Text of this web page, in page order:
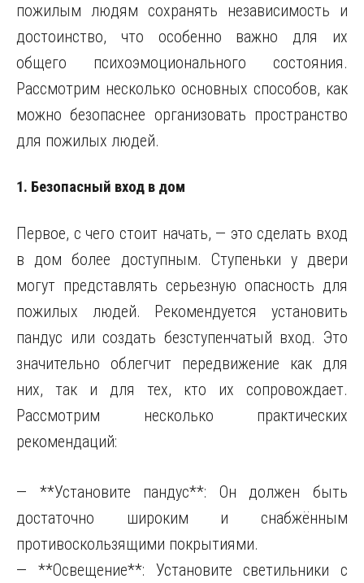
пожилым людям сохранять независимость и
достоинство, что особенно важно для их
общего психоэмоционального состояния.
Рассмотрим несколько основных способов, как
можно безопаснее организовать пространство
для пожилых людей.
1. Безопасный вход в дом
Первое, с чего стоит начать, — это сделать вход
в дом более доступным. Ступеньки у двери
могут представлять серьезную опасность для
пожилых людей. Рекомендуется установить
пандус или создать безступенчатый вход. Это
значительно облегчит передвижение как для
них, так и для тех, кто их сопровождает.
Рассмотрим несколько практических
рекомендаций:
— **Установите пандус**: Он должен быть
достаточно широким и снабжённым
противоскользящими покрытиями.
— **Освещение**: Установите светильники с